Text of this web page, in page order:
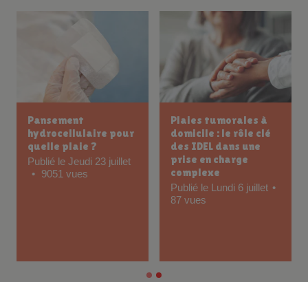
Plaies tumorales à
domicile : le rôle clé
des IDEL dans une
prise en charge
complexe
Comment prévenir
les escarres chez un
patient alité :
conseils et gestes
essentiels
Publié le Mercredi 24
juin
102 vues